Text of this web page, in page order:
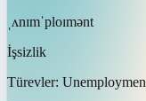
ˌʌnɪmˈploɪmənt
İşsizlik
Türevler: